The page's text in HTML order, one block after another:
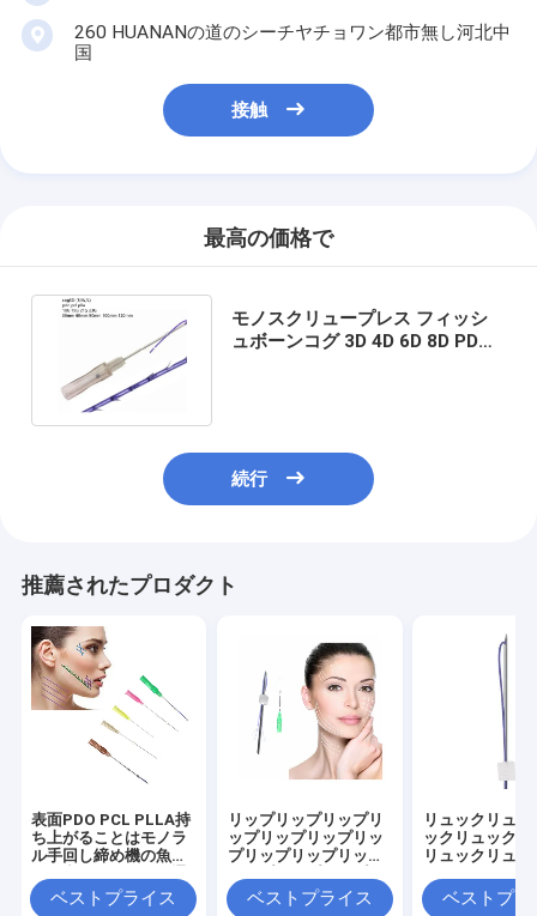
260 HUANANの道のシーチヤチョワン都市無し河北中
国
接触
最高の価格で
モノスクリュープレス フィッシ
ュボーンコグ 3D 4D 6D 8D PDO
続行
推薦されたプロダクト
表面PDO PCL PLLA持
ち上がることはモノラ
ル手回し締め機の魚の
す
ベストプライス
リップリップリップリ
ップリップリップリッ
プリップリップリップ
ップリップリップ
ベストプライス
リュックリュ
ックリュックリ
リュックリュ
リュックリュッ
ベストプラ